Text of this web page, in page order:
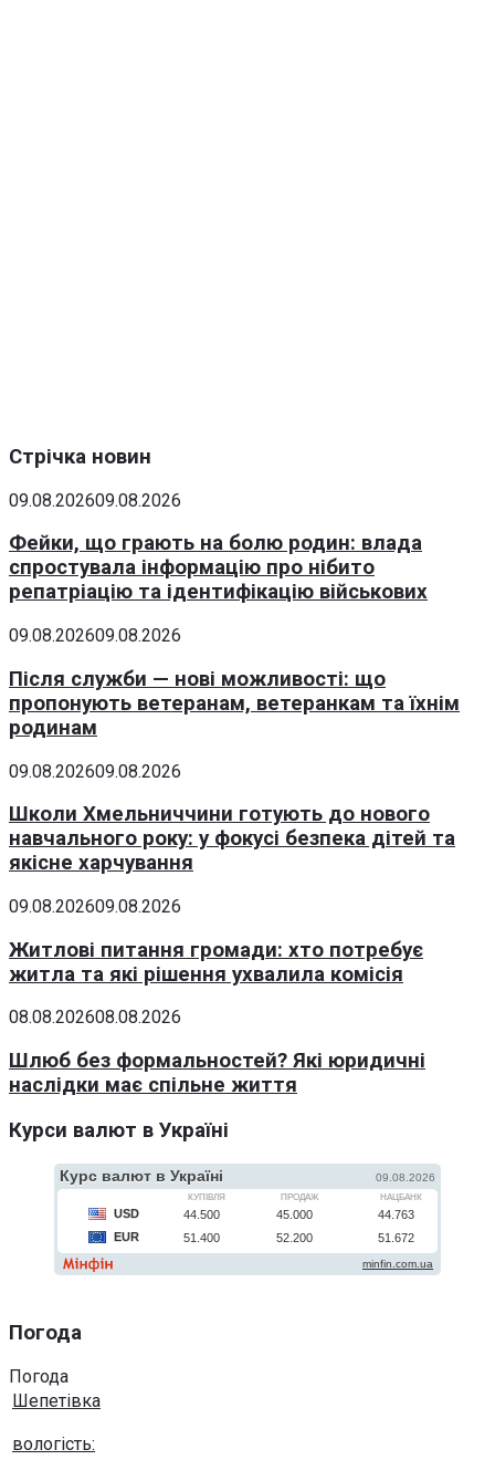
Стрічка новин
09.08.202609.08.2026
Фейки, що грають на болю родин: влада
спростувала інформацію про нібито
репатріацію та ідентифікацію військових
09.08.202609.08.2026
Після служби — нові можливості: що
пропонують ветеранам, ветеранкам та їхнім
родинам
09.08.202609.08.2026
Школи Хмельниччини готують до нового
навчального року: у фокусі безпека дітей та
якісне харчування
09.08.202609.08.2026
Житлові питання громади: хто потребує
житла та які рішення ухвалила комісія
08.08.202608.08.2026
Шлюб без формальностей? Які юридичні
наслідки має спільне життя
Курси валют в Україні
Погода
Погода
Шепетівка
вологість: